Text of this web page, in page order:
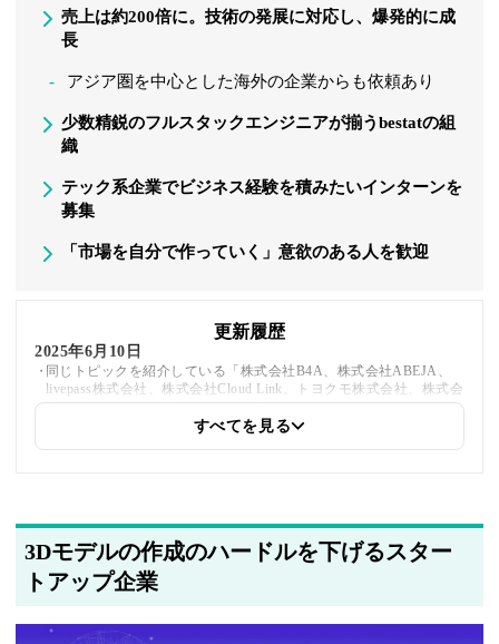
売上は約200倍に。技術の発展に対応し、爆発的に成
長
アジア圏を中心とした海外の企業からも依頼あり
少数精鋭のフルスタックエンジニアが揃うbestatの組
織
テック系企業でビジネス経験を積みたいインターンを
募集
「市場を自分で作っていく」意欲のある人を歓迎
更新履歴
2025年6月10日
同じトピックを紹介している「株式会社B4A、株式会社ABEJA、
livepass株式会社、株式会社Cloud Link、トヨクモ株式会社、株式会
社カケコム」への内部リンクを追加しました
すべてを見る
3Dモデルの作成のハードルを下げるスター
トアップ企業